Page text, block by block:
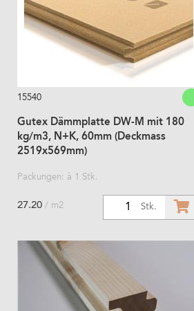
15540
Gutex Dämmplatte DW-M mit 180
kg/m3, N+K, 60mm (Deckmass
2519x569mm)
Packungen: à 1 Stk.
Stk.
27.20 / m2